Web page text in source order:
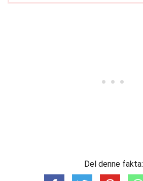
Del denne fakta: